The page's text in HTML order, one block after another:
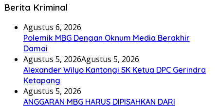
Berita Kriminal
Agustus 6, 2026
Polemik MBG Dengan Oknum Media Berakhir
Damai
Agustus 5, 2026Agustus 5, 2026
Alexander Wilyo Kantongi SK Ketua DPC Gerindra
Ketapang
Agustus 5, 2026
ANGGARAN MBG HARUS DIPISAHKAN DARI